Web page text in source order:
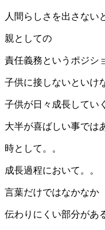
人間らしさを出さない
親としての
責任義務というポジシ
子供に接しないといけ
子供が日々成長してい
大半が喜ばしい事では
時として。。
成長過程において。。
言葉だけではなかなか
伝わりにくい部分があ